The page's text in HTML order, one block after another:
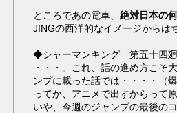
ところであの電車、絶対日本の
JINGの西洋的なイメージからは
◆シャーマンキング 第五十四
・・・。これ、話の進め方こそ
ンプに載った話では・・・・（
ってか、アニメで出すからって
いや、今週のジャンプの最後の